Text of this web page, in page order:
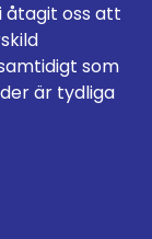
åtagit oss att
som
är tydliga